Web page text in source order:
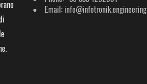
Email: info@infotronik.engineering